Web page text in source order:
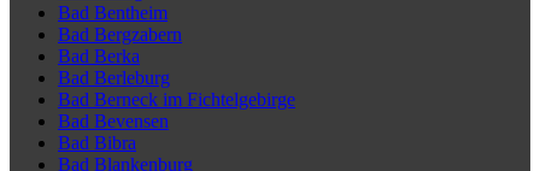
Bad Bentheim
Bad Bergzabern
Bad Berka
Bad Berleburg
Bad Berneck im Fichtelgebirge
Bad Bevensen
Bad Bibra
Bad Blankenburg